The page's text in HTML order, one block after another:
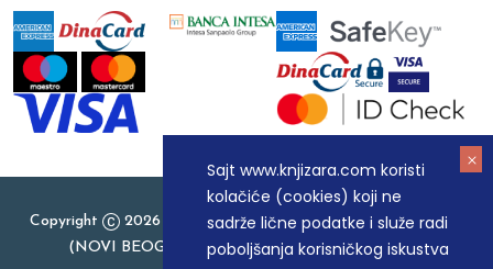
Sajt www.knjizara.com koristi
kolačiće (cookies) koji ne
sadrže lične podatke i služe radi
poboljšanja korisničkog iskustva
Copyright
2026 Knjizara.com - MAKART DOO BEOGRAD
(NOVI BEOGRAD), PIB: 105184104, MB: 20337524